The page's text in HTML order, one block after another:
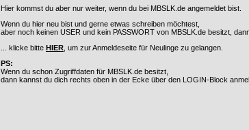
Hier kommst du aber nur weiter, wenn du bei MBSLK.de angemeldet bist.
Wenn du hier neu bist und gerne etwas schreiben möchtest,
aber noch keinen USER und kein PASSWORT von MBSLK.de besitzt, dann
... klicke bitte HIER , um zur Anmeldeseite für Neulinge zu gelangen.
PS:
Wenn du schon Zugriffdaten für MBSLK.de besitzt,
dann kannst du dich rechts oben in der Ecke über den LOGIN-Block